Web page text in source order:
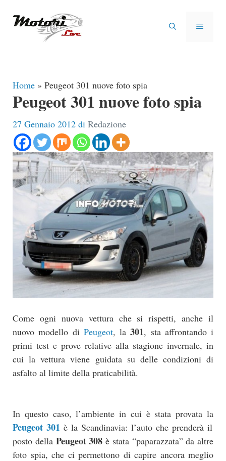
MENU
Home » Peugeot 301 nuove foto spia
Peugeot 301 nuove foto spia
27 Gennaio 2012 di Redazione
Come ogni nuova vettura che si rispetti, anche il
nuovo modello di Peugeot, la301, sta affrontando i
primi test e prove relative alla stagione invernale, in
cui la vettura viene guidata su delle condizioni di
asfalto al limite della praticabilità.
In questo caso, l’ambiente in cui è stata provata la
Peugeot 301 è la Scandinavia: l’auto che prenderà il
posto dellaPeugeot 308 è stata “paparazzata” da altre
foto spia, che ci permettono di capire ancora meglio